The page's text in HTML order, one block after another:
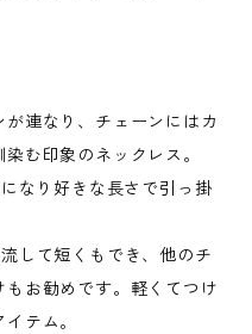
連なり、チェーンにはカ
む印象のネックレス。
なり好きな長さで引っ掛
して短くもでき、他のチ
お勧めです。軽くてつけ
テム。